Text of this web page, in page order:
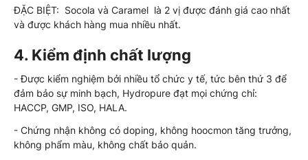
ĐẶC BIỆT: Socola và Caramel là 2 vị được đánh giá cao nhất
và được khách hàng mua nhiều nhất.
4. Kiểm định chất lượng
- Được kiểm nghiệm bởi nhiều tổ chức y tế, tức bên thứ 3 để
đảm bảo sự minh bạch, Hydropure đạt mọi chứng chỉ:
HACCP, GMP, ISO, HALA.
- Chứng nhận không có doping, không hoocmon tăng trưởng,
không phẩm màu, không chất bảo quản.